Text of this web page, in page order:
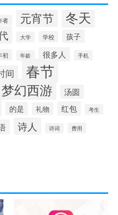
者 元宵节 冬天
大学 学校 孩子
初 年龄 很多人 手机
间 春节
梦幻西游 汤圆
的是 礼物 红包 考生
诗人 诗词 费用